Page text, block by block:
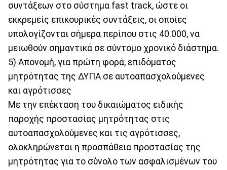
συντάξεων στο σύστημα fast track, ώστε οι
εκκρεμείς επικουρικές συντάξεις, οι οποίες
υπολογίζονται σήμερα περίπου στις 40.000, να
μειωθούν σημαντικά σε σύντομο χρονικό διάστημα.
5) Απονομή, για πρώτη φορά, επιδόματος
μητρότητας της ΔΥΠΑ σε αυτοαπασχολούμενες
και αγρότισσες
Με την επέκταση του δικαιώματος ειδικής
παροχής προστασίας μητρότητας στις
αυτοαπασχολούμενες και τις αγρότισσες,
ολοκληρώνεται η προσπάθεια προστασίας της
μητρότητας για το σύνολο των ασφαλισμένων του